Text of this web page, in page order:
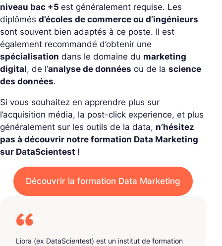
niveau bac +5 est généralement requise. Les
diplômés d’écoles de commerce ou d’ingénieurs
sont souvent bien adaptés à ce poste. Il est
également recommandé d’obtenir une
spécialisation dans le domaine du marketing
digital, de l’analyse de données ou de la science
des données.
Si vous souhaitez en apprendre plus sur
l’acquisition média, la post-click experience, et plus
généralement sur les outils de la data, n’hésitez
pas à découvrir notre formation Data Marketing
sur DataScientest !
Découvrir la formation Data Marketing
Liora (ex DataScientest) est un institut de formation